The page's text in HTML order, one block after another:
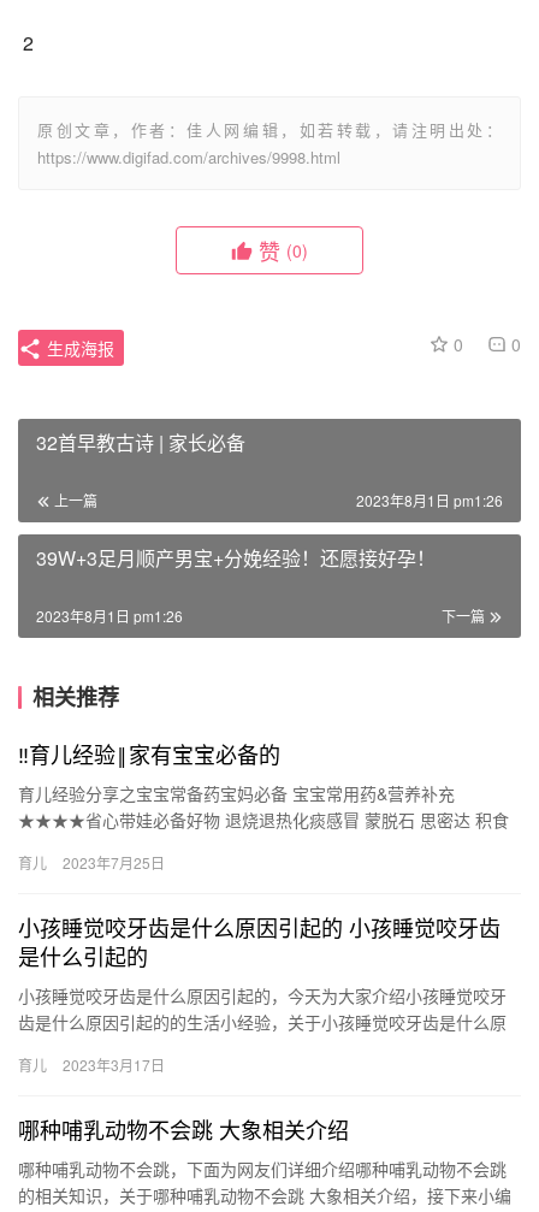
2
原创文章，作者：佳人网编辑，如若转载，请注明出处：
https://www.digifad.com/archives/9998.html
赞 (0)
0 0
生成海报
32首早教古诗 | 家长必备
上一篇 2023年8月1日 pm1:26
39W+3足月顺产男宝+分娩经验！还愿接好孕！
下一篇
2023年8月1日 pm1:26
相关推荐
‼育儿经验‖家有宝宝必备的
育儿经验分享之宝宝常备药宝妈必备 宝宝常用药&营养补充
★★★★省心带娃必备好物 退烧退热化痰感冒 蒙脱石 思密达 积食
育儿 2023年7月25日
小孩睡觉咬牙齿是什么原因引起的 小孩睡觉咬牙齿
是什么引起的
小孩睡觉咬牙齿是什么原因引起的，今天为大家介绍小孩睡觉咬牙
齿是什么原因引起的的生活小经验，关于小孩睡觉咬牙齿是什么原
1…
育儿 2023年3月17日
哪种哺乳动物不会跳 大象相关介绍
哪种哺乳动物不会跳，下面为网友们详细介绍哪种哺乳动物不会跳
的相关知识，关于哪种哺乳动物不会跳 大象相关介绍，接下来小编